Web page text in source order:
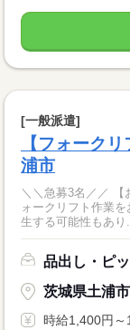
[一般派遣]
【フォーク
浦市
＼＼急募3名／／ 【お仕事内容】 主に冷蔵倉庫内（5〜6℃）でのフ
ォークリフト作業
生する可能性もあり...
品出し・ピ
茨城県土浦
時給1,400円～